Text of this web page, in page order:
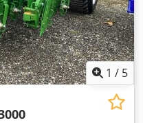
1 / 5